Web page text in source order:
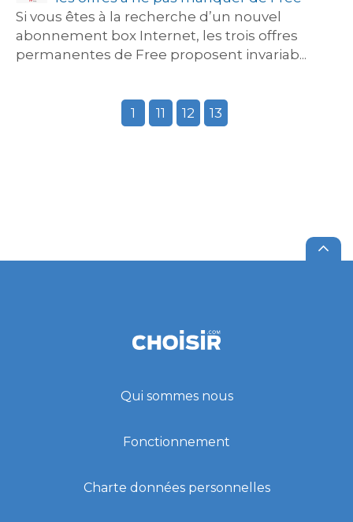
Si vous êtes à la recherche d’un nouvel
abonnement box Internet, les trois offres
permanentes de Free proposent invariab...
1 11 12 13
Qui sommes nous
Fonctionnement
Charte données personnelles